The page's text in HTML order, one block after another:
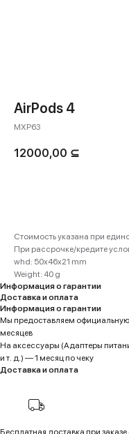
AirPods 4
MXP63
12000,00 ⊆
Стоимость указана при
При рассрочке/кредите
whd: 50x46x21 mm
Weight: 40 g
Информация о гарантии
Доставка и оплата
Информация о гарантии
Мы предоставляем
месяцев
На аксессуары (Адаптеры
и т. д.) — 1 месяц по чеку
Доставка и оплата
Бесплатная доставка при заказе